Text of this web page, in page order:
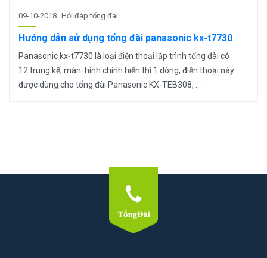
09-10-2018 Hỏi đáp tổng đài
Hướng dẫn sử dụng tổng đài panasonic kx-t7730
Panasonic kx-t7730 là loại điện thoại lập trình tổng đài có
12 trung kế, màn hình chính hiển thị 1 dòng, điện thoại này
được dùng cho tổng đài Panasonic KX-TEB308, ...